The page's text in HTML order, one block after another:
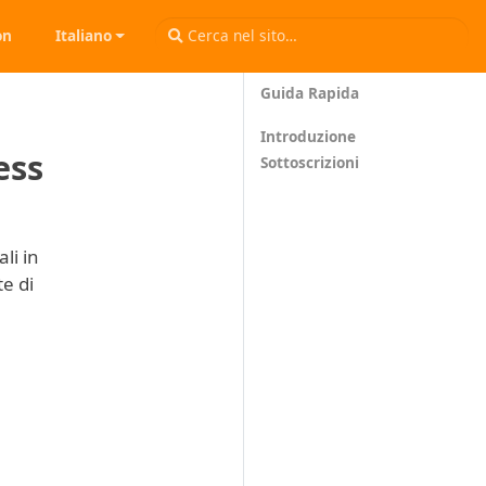
Italiano
Guida Rapida
Introduzione
Sottoscrizioni
in
di